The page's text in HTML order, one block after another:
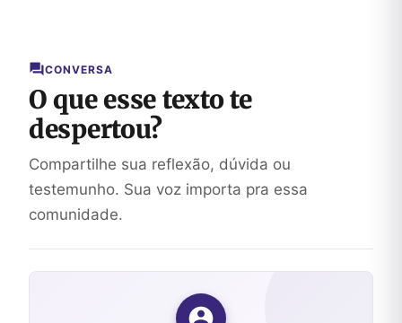
CONVERSA
O que esse texto te
despertou?
Compartilhe sua reflexão, dúvida ou
testemunho. Sua voz importa pra essa
comunidade.